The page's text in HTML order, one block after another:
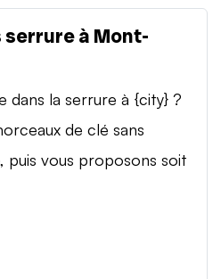
serrure à Mont-
dans la serrure à {city} ?
de clé sans
vous proposons soit